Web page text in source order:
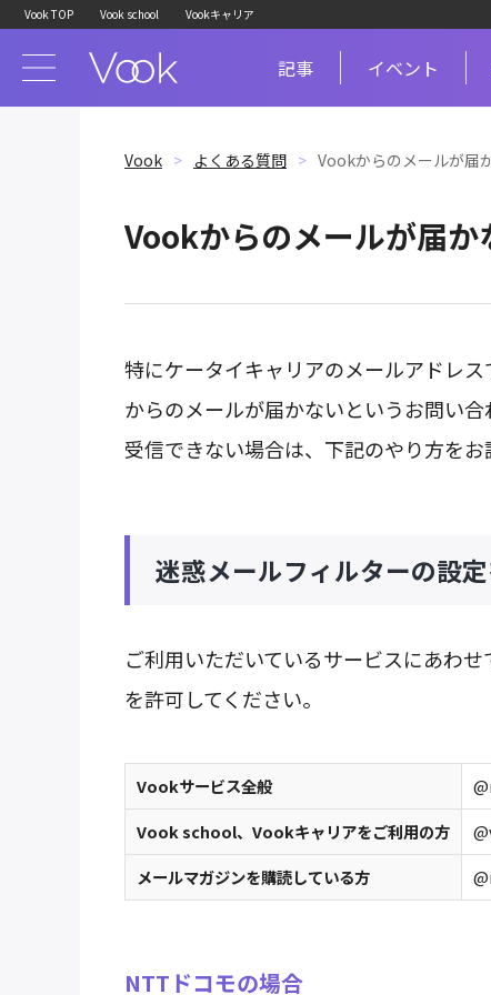
Vook TOP Vook school Vookキャリア
記事 イベント
Vook よくある質問 Vookからのメールが届
Vookからのメールが届か
特にケータイキャリアのメールアドレ
からのメールが届かないというお問い合
受信できない場合は、下記のやり方をお
迷惑メールフィルターの設
ご利用いただいているサービスにあわ
を許可してください。
Vookサービス全般
Vook school、Vookキャリアをご利用の方
メールマガジンを購読している方
NTTドコモの場合